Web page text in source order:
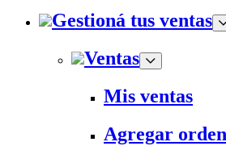
Gestioná tus ventas
Ventas
Mis ventas
Agregar